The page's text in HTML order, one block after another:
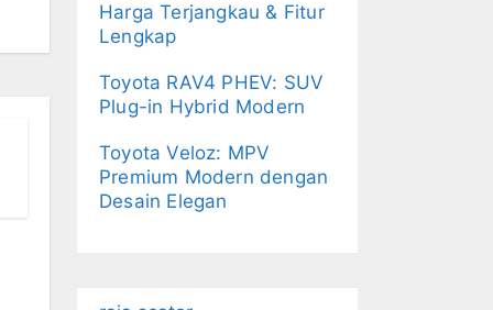
Harga Terjangkau & Fitur
Lengkap
Toyota RAV4 PHEV: SUV
Plug-in Hybrid Modern
Toyota Veloz: MPV
Premium Modern dengan
Desain Elegan